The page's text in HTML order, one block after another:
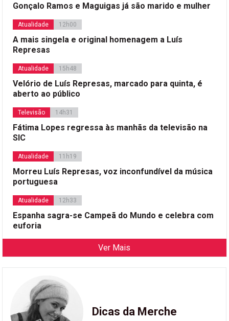
Gonçalo Ramos e Maguigas já são marido e mulher
Atualidade 12h00
A mais singela e original homenagem a Luís
Represas
Atualidade 15h48
Velório de Luís Represas, marcado para quinta, é
aberto ao público
Televisão 14h31
Fátima Lopes regressa às manhãs da televisão na
SIC
Atualidade 11h19
Morreu Luís Represas, voz inconfundível da música
portuguesa
Atualidade 12h33
Espanha sagra-se Campeã do Mundo e celebra com
euforia
Ver Mais
Dicas da Merche